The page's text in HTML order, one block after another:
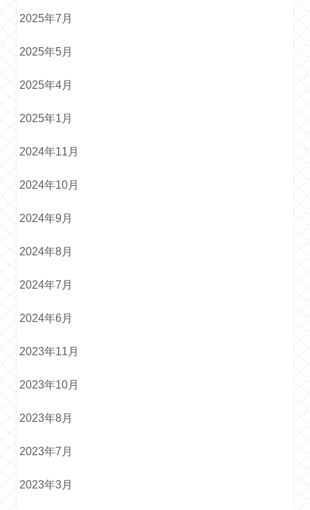
2025年7月
2025年5月
2025年4月
2025年1月
2024年11月
2024年10月
2024年9月
2024年8月
2024年7月
2024年6月
2023年11月
2023年10月
2023年8月
2023年7月
2023年3月